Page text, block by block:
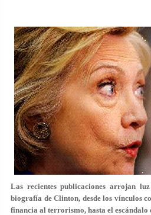
Las recientes publicaciones arrojan
biografía de Clinton, desde los vínculos
financia al terrorismo, hasta el escándalo